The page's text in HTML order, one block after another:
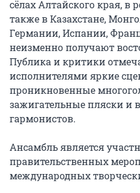
сёлах Алтайского края, в
также в Казахстане,
Германии, Испании,
неизменно получают
Публика и критики
исполнителями яркие
проникновенные
зажигательные пляски и
гармонистов.
Ансамбль является
правительственных
международных